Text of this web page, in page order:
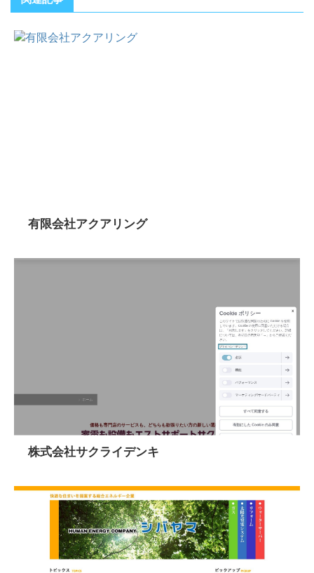
有限会社アクアリング
株式会社サクライデンキ